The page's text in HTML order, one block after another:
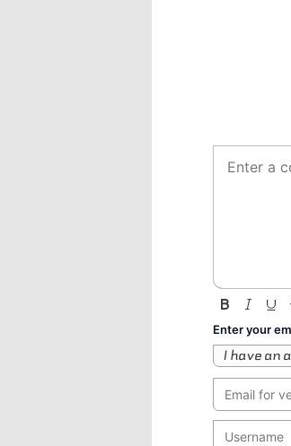
Enter your
I have an